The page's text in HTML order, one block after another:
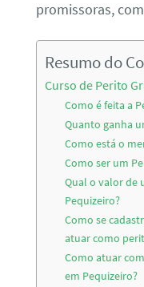
promissoras,
Resumo do
Curso de Perito
Como é feita a
Quanto ganha
Como está o
Como ser um
Qual o valor de
Pequizeiro?
Como se
atuar como
Como atuar
em Pequizeiro?